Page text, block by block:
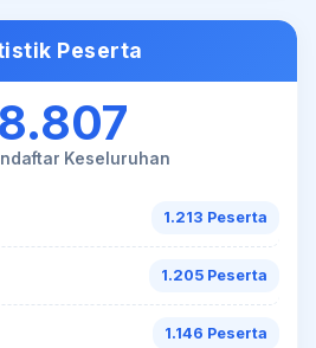
Peserta
Keseluruhan
1.213 Peserta
1.205 Peserta
1.146 Peserta